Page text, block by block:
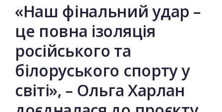
«Наш фінальний удар –
це повна ізоляція
російського та
білоруського спорту у
світі», – Ольга Харлан